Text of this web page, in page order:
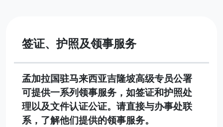
签证、护照及领事服务
孟加拉国驻马来西亚吉隆坡高级专员公署
可提供一系列领事服务，如签证和护照处
理以及文件认证公证。请直接与办事处联
系，了解他们提供的领事服务。